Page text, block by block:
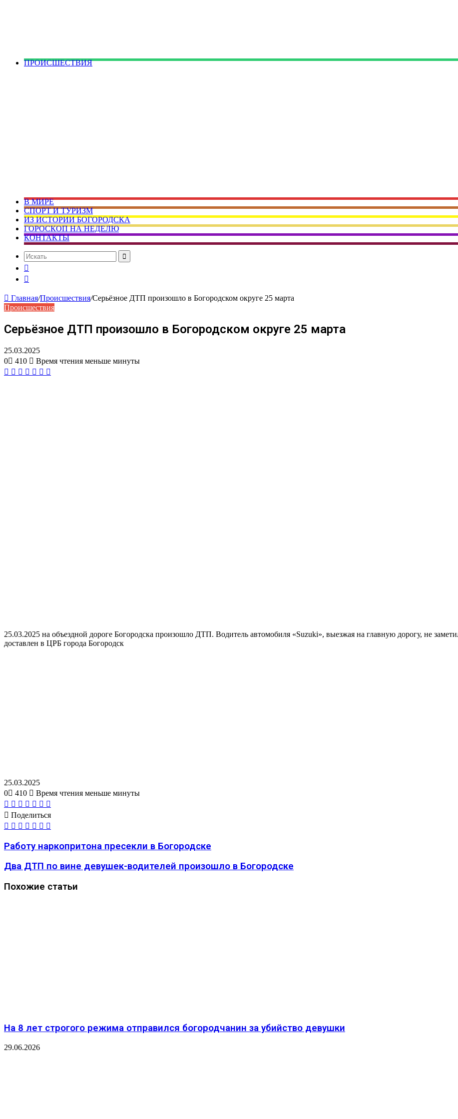
ПРОИСШЕСТВИЯ
В МИРЕ
СПОРТ И ТУРИЗМ
ИЗ ИСТОРИИ БОГОРОДСКА
ГОРОСКОП НА НЕДЕЛЮ
КОНТАКТЫ
Искать
Главная/Происшествия/Серьёзное ДТП произошло в Богородском округе 25 марта
Происшествия
Серьёзное ДТП произошло в Богородском округе 25 марта
25.03.2025
0
410
Время чтения меньше минуты
Вконтакте
Одноклассники
WhatsApp
Telegram
ViberПоделиться
25.03.2025 на объездной дороге Богородска произошло ДТП. Водитель автомобиля «Suzuki», выезжая на главную дорогу, не
доставлен в ЦРБ города Богородск
25.03.2025
0
410
Время чтения меньше минуты
Вконтакте
Одноклассники
WhatsApp
Telegram
ViberПоделиться
электронную
почту
Поделиться
Вконтакте
Одноклассники
WhatsApp
Telegram
ViberПоделиться
почту
Работу наркопритона пресекли в Богородске
Два ДТП по вине девушек-водителей произошло в Богородске
Похожие статьи
На 8 лет строгого режима отправился богородчанин за убийство девушки
29.06.2026